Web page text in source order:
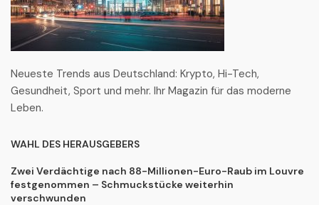
Neueste Trends aus Deutschland: Krypto, Hi-Tech,
Gesundheit, Sport und mehr. Ihr Magazin für das moderne
Leben.
WAHL DES HERAUSGEBERS
Zwei Verdächtige nach 88-Millionen-Euro-Raub im Louvre
festgenommen – Schmuckstücke weiterhin
verschwunden